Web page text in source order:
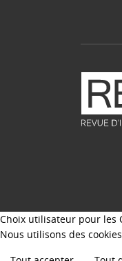
Choix utilisateur pour les
Nous utilisons des